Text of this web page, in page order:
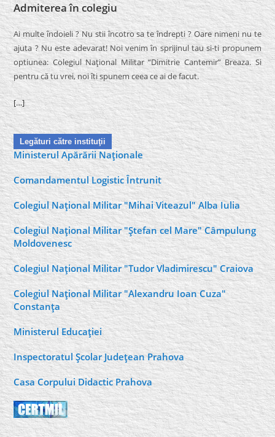
Admiterea în colegiu
Ai multe îndoieli ? Nu stii încotro sa te îndrepti ? Oare nimeni nu te
ajuta ? Nu este adevarat! Noi venim în sprijinul tau si-ti propunem
optiunea: Colegiul Naţional Militar “Dimitrie Cantemir” Breaza. Si
pentru că tu vrei, noi îti spunem ceea ce ai de facut.
[…]
Legături către instituţii
Ministerul Apărării Naţionale
Comandamentul Logistic Întrunit
Colegiul Naţional Militar "Mihai Viteazul" Alba Iulia
Colegiul Naţional Militar "Ştefan cel Mare" Câmpulung
Moldovenesc
Colegiul Naţional Militar "Tudor Vladimirescu" Craiova
Colegiul Naţional Militar "Alexandru Ioan Cuza"
Constanţa
Ministerul Educaţiei
Inspectoratul Şcolar Judeţean Prahova
Casa Corpului Didactic Prahova